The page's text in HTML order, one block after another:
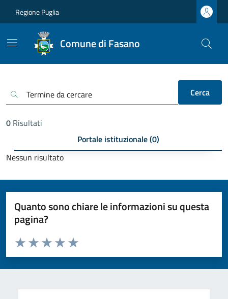
Regione Puglia
Comune di Fasano
Cerca
0 Risultati
Portale istituzionale (0)
Nessun risultato
Quanto sono chiare le informazioni su questa
pagina?
Valuta da 1 a 5 stelle la pagina
Valuta 5 stelle su 5
Valuta 4 stelle su 5
Valuta 3 stelle su 5
Valuta 2 stelle su 5
Valuta 1 stelle su 5